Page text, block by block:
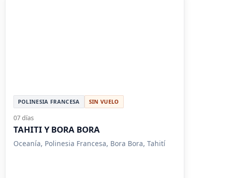
POLINESIA FRANCESA SIN VUELO
07 días
TAHITI Y BORA BORA
Oceanía, Polinesia Francesa, Bora Bora, Tahití